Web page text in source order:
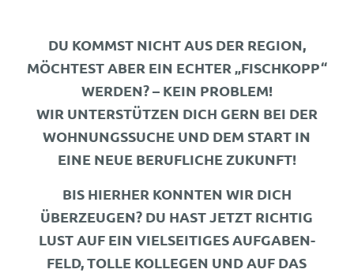
DU KOMMST NICHT AUS DER REGION,
MÖCHTEST ABER EIN ECHTER „FISCHKOPP“
WERDEN? – KEIN PROBLEM!
WIR UNTERSTÜTZEN DICH GERN BEI DER
WOHNUNGSSUCHE UND DEM START IN
EINE NEUE BERUFLICHE ZUKUNFT!
BIS HIERHER KONNTEN WIR DICH
ÜBERZEUGEN? DU HAST JETZT RICHTIG
LUST AUF EIN VIELSEITIGES AUFGABEN-
FELD, TOLLE KOLLEGEN UND AUF DAS